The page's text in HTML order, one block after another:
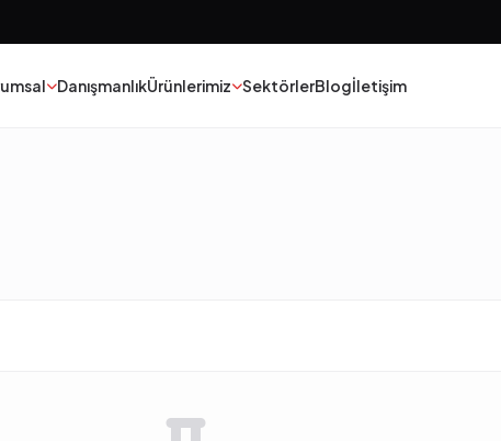
DanışmanlıkÜrünlerimiz SektörlerBlogİletişim